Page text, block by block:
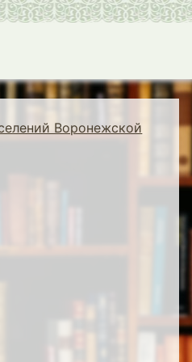
Воронежской